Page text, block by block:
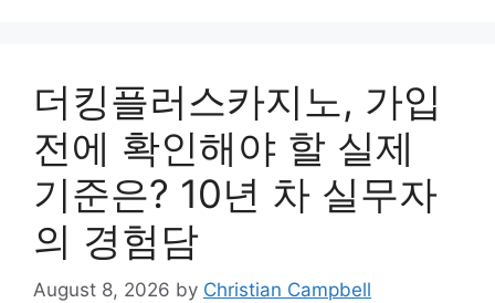
더킹플러스카지노, 가입
전에 확인해야 할 실제
기준은? 10년 차 실무자
의 경험담
August 8, 2026 by Christian Campbell